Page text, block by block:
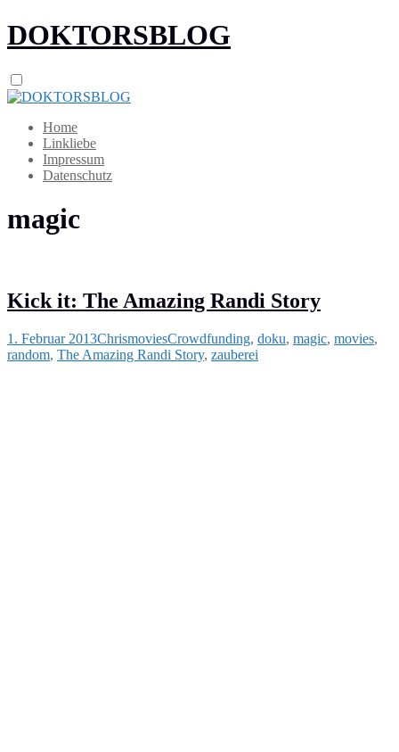
DOKTORSBLOG
Home
Linkliebe
Impressum
Datenschutz
magic
Kick it: The Amazing Randi Story
1. Februar 2013ChrismoviesCrowdfunding, doku, magic, movies,
random, The Amazing Randi Story, zauberei